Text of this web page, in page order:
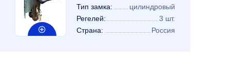
Тип замка:
цилиндровый
Регелей:
3 шт.
Страна:
Россия